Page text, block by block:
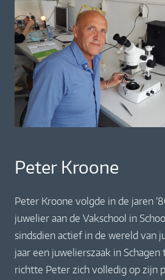
Peter Kroone
Peter Kroone volgde in de jaren
juwelier aan de Vakschool in
sindsdien actief in de wereld van
jaar een juwelierszaak in
richtte Peter zich volledig op zijn